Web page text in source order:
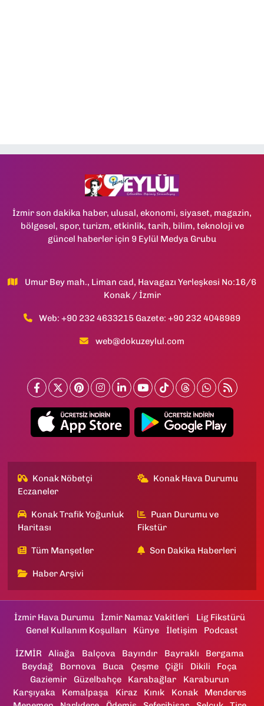
İzmir son dakika haber, ulusal, ekonomi, siyaset, magazin,
bölgesel, spor, turizm, etkinlik, tarih, bilim, teknoloji ve
güncel haberler için 9 Eylül Medya Grubu
Umur Bey mah., Liman cad, Havagazı Yerleşkesi No:16/6
Konak / İzmir
Web: +90 232 4633215 Gazete: +90 232 4048989
web@dokuzeylul.com
Konak Nöbetçi
Eczaneler
Konak Hava Durumu
Konak Trafik Yoğunluk
Haritası
Puan Durumu ve
Fikstür
Tüm Manşetler Son Dakika Haberleri
Haber Arşivi
İzmir Hava Durumu İzmir Namaz Vakitleri
Lig Fikstürü
Genel Kullanım Koşulları
Künye İletişim Podcast
İZMİR Aliağa Balçova Bayındır Bayraklı
Bergama
Beydağ
Bornova Buca Çeşme Çiğli Dikili
Foça
Gaziemir
Güzelbahçe Karabağlar
Karaburun
Karşıyaka
Kemalpaşa Kiraz Kınık Konak
Menderes